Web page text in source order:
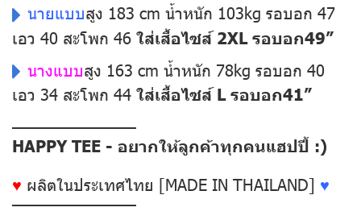
นายแบบสูง 183 cm น้ำหนัก 103kg รอบอก 47
เอว 40 สะโพก 46 ใส่เสื้อไซส์ 2XL รอบอก49”
นางแบบสูง 163 cm น้ำหนัก 78kg รอบอก 40
เอว 34 สะโพก 44 ใส่เสื้อไซส์ L รอบอก41”
––––––––––––––
HAPPY TEE - อยากให้ลูกค้าทุกคนแฮปปี้ :)
♥ ผลิตในประเทศไทย [MADE IN THAILAND] ♥
––––––––––––––